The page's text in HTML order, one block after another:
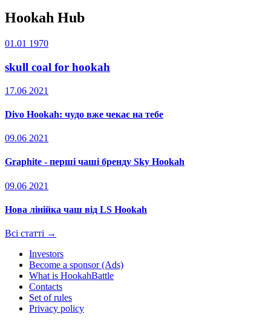
Hookah Hub
01.01 1970
skull coal for hookah
17.06 2021
Divo Hookah: чудо вже чекає на тебе
09.06 2021
Graphite - перші чаші бренду Sky Hookah
09.06 2021
Нова лінійка чаш від LS Hookah
Всі статті →
Investors
Become a sponsor (Ads)
What is HookahBattle
Contacts
Set of rules
Privacy policy